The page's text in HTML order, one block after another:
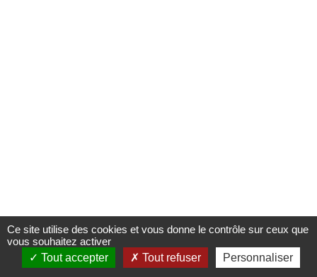
Ce site utilise des cookies et vous donne le contrôle sur ceux que
vous souhaitez activer
Tout accepter
Tout refuser Personnaliser